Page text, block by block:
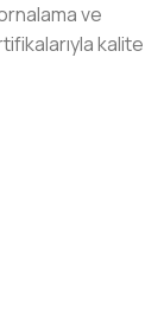
ve
kalite